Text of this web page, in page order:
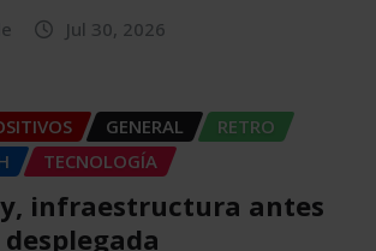
Jul 30, 2026
GENERAL
RETRO
TECNOLOGÍA
infraestructura antes